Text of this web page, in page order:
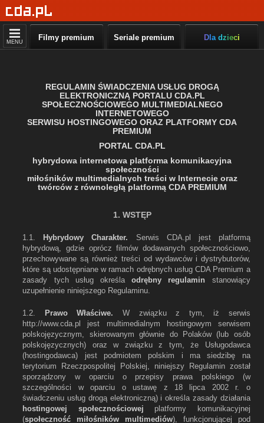
MENU Filmy premium Seriale premium Dla dzieci
REGULAMIN ŚWIADCZENIA USŁUG DROGĄ
ELEKTRONICZNĄ PORTALU CDA.PL
SPOŁECZNOŚCIOWEGO MULTIMEDIALNEGO
INTERNETOWEGO
SERWISU HOSTINGOWEGO ORAZ PLATFORMY CDA
PREMIUM
PORTAL CDA.PL
hybrydowa internetowa platforma komunikacyjna
społeczności
miłośników multimedialnych treści w Internecie oraz
twórców z równoległą platformą CDA PREMIUM
1. WSTĘP
1.1. Hybrydowy Charakter. Serwis CDA.pl jest platformą
hybrydową, gdzie oprócz filmów dodawanych społecznościowo,
przechowywane są również treści od wydawców i dystrybutorów,
które są udostępniane w ramach odrębnych usług CDA Premium a
zasady tych usług określaodrębny regulamin stanowiący
uzupełnienie niniejszego Regulaminu.
1.2. Prawo Właściwe. W związku z tym, iż serwis
http://www.cda.pl jest multimedialnym hostingowym serwisem
polskojęzycznym, skierowanym głównie do Polaków (lub osób
polskojęzycznych) oraz w związku z tym, że Usługodawca
(hostingodawca) jest podmiotem polskim i ma siedzibę na
terytorium Rzeczpospolitej Polskiej, niniejszy Regulamin został
sporządzony w oparciu o przepisy prawa polskiego (w
szczególności w oparciu o ustawę z 18 lipca 2002 r. o
świadczeniu usług drogą elektroniczną) i określa zasady działania
hostingowej społecznościowej platformy komunikacyjnej
(społeczność miłośników multimediów), funkcjonującej pod